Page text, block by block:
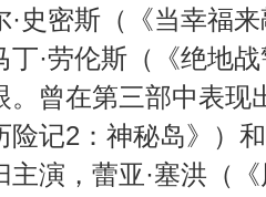
·史密斯（《当幸福
丁·劳伦斯（《绝地
。曾在第三部中表现
险记2：神秘岛》）
主演，蕾亚·塞洪（